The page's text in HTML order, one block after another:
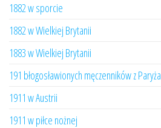
1882 w sporcie
1882 w Wielkiej Brytanii
1883 w Wielkiej Brytanii
191 błogosławionych męczenników z Paryża
1911 w Austrii
1911 w piłce nożnej